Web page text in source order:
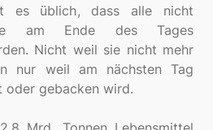
es üblich, dass alle nicht
am Ende des Tages
Nicht weil sie nicht mehr
nur weil am nächsten Tag
gebacken wird.